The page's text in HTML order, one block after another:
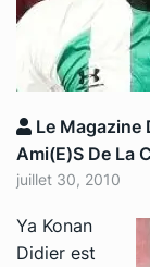
Le Magazine
Ami(e)s De La
juillet 30, 2010
Ya Konan
Didier est